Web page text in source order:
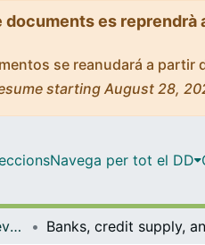
es
se reanudará a
starting August 28,
Navega per tot el DD
Articles publicats en revistes (Economia)